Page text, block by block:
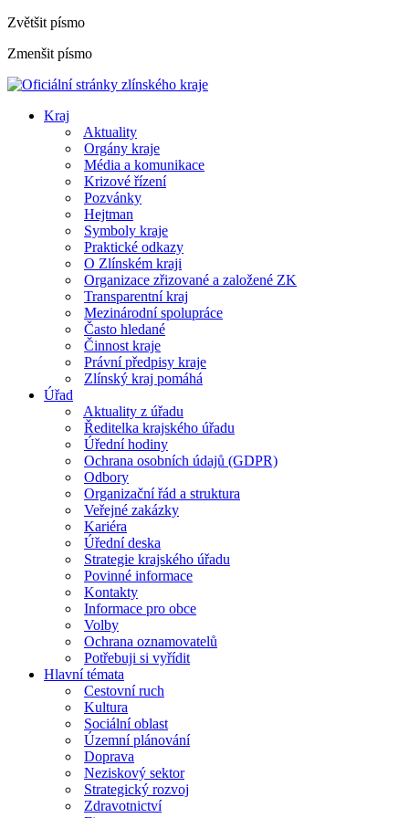
Zvětšit písmo
Zmenšit písmo
Kraj
Aktuality
Orgány kraje
Média a komunikace
Krizové řízení
Pozvánky
Hejtman
Symboly kraje
Praktické odkazy
O Zlínském kraji
Organizace zřizované a založené ZK
Transparentní kraj
Mezinárodní spolupráce
Často hledané
Činnost kraje
Právní předpisy kraje
Zlínský kraj pomáhá
Úřad
Aktuality z úřadu
Ředitelka krajského úřadu
Úřední hodiny
Ochrana osobních údajů (GDPR)
Odbory
Organizační řád a struktura
Veřejné zakázky
Kariéra
Úřední deska
Strategie krajského úřadu
Povinné informace
Kontakty
Informace pro obce
Volby
Ochrana oznamovatelů
Potřebuji si vyřídit
Hlavní témata
Cestovní ruch
Kultura
Sociální oblast
Územní plánování
Doprava
Neziskový sektor
Strategický rozvoj
Zdravotnictví